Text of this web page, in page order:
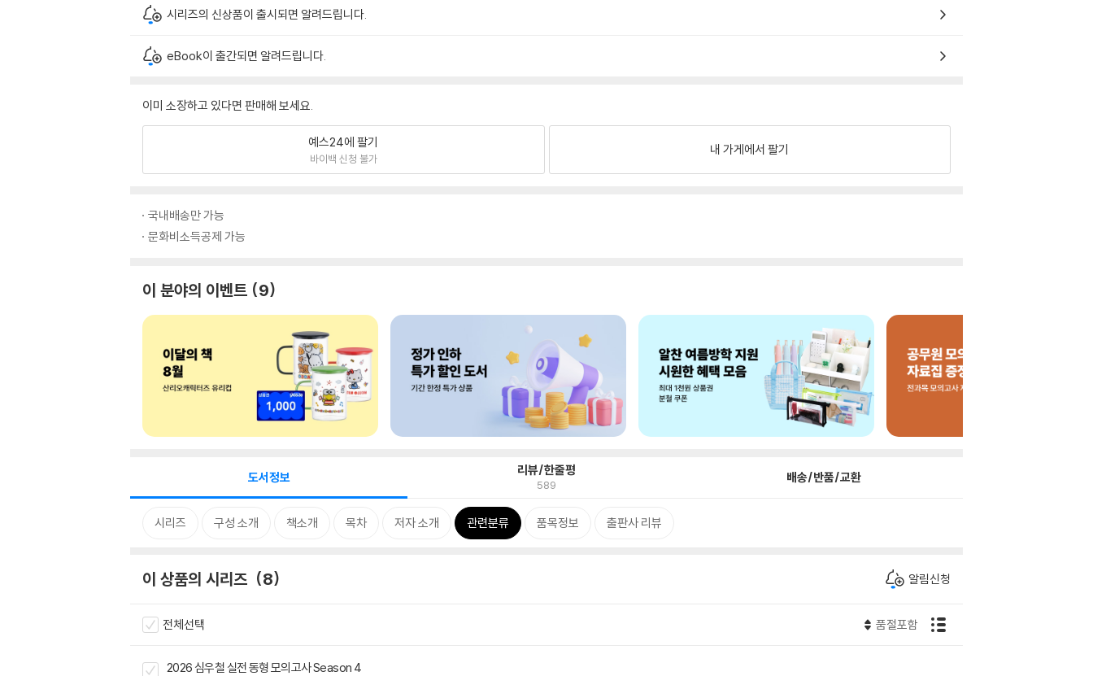
시리즈의 신상품이 출시되면 알려드립니다.
eBook이 출간되면 알려드립니다.
이미 소장하고 있다면 판매해 보세요.
예스24에 팔기
바이백 신청 불가
내 가게에서 팔기
국내배송만 가능
문화비소득공제 가능
이 분야의 이벤트 9
도서정보 리뷰/한줄평
589 배송/반품/교환
시리즈 구성 소개 책소개 목차 저자 소개 관련분류 품목정보 출판사 리뷰
이 상품의 시리즈 8 알림신청
전체선택 품절포함
2026 심우철 실전 동형 모의고사 Season 4